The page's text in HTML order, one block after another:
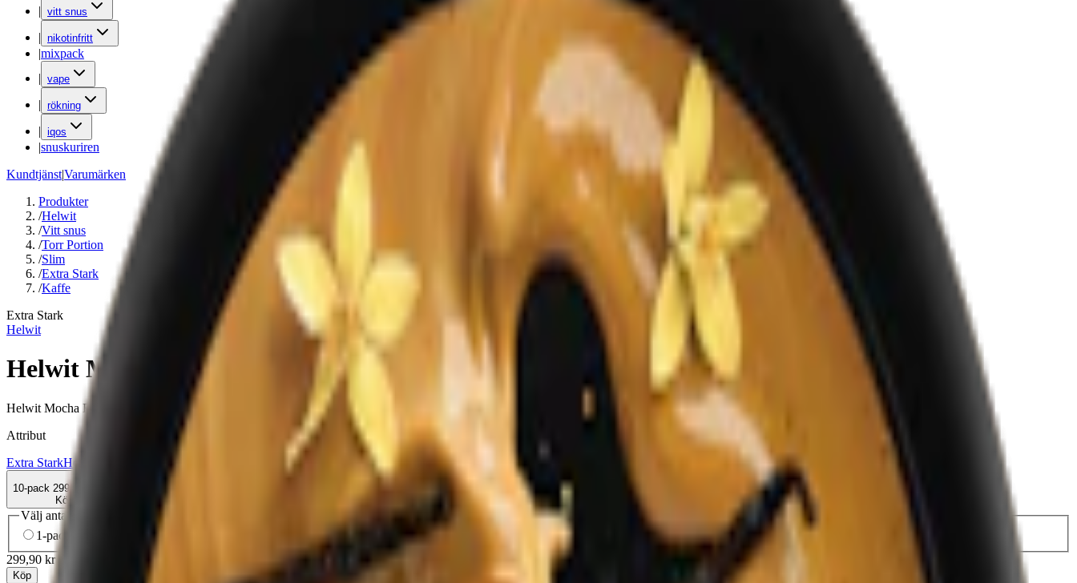
| vitt snus
| nikotinfritt
|mixpack
| vape
| rökning
| iqos
|snuskuriren
Kundtjänst|Varumärken
Produkter
/Helwit
/Vitt snus
/Torr Portion
/Slim
/Extra Stark
/Kaffe
Extra Stark
Helwit
Helwit Mocha Extra Strong
Helwit Mocha Extra Strong är ett tobaksfritt vitt snus med smak av kaffe, choklad och karamell. 7,5 mg nikotin per prilla i ett slimmat format från Yoik AB.
Attribut
Extra StarkHelwit Torr Portion
10-pack 299,90 kr
Köp
Välj antal dosor
1-pack
34,90 kr/st /st 10-pack 299,90 kr29,99 kr 30-pack 893,70 kr 50-pack1 474,50 kr29,49 kr
299,90 kr
Köp